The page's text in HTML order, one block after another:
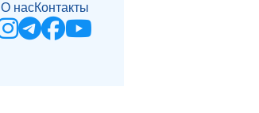
О насКонтакты